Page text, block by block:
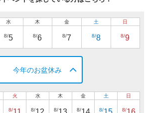
水
8/5
木
8/6
金
8/7
土
8/8
日
8/9
今年のお盆休み
火
8/
水
8/
木
8/
金
8/
土
8/
日
8/